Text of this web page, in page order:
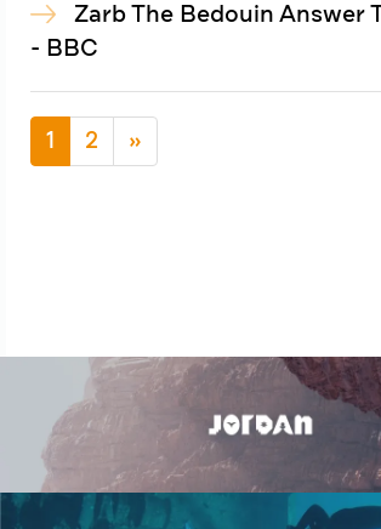
Zarb The Bedouin Answer
- BBC
1 2 »